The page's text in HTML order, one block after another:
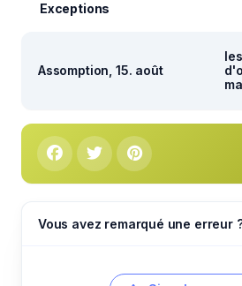
Exceptions
Assomption, 15. août
Vous avez remarqué une erreur